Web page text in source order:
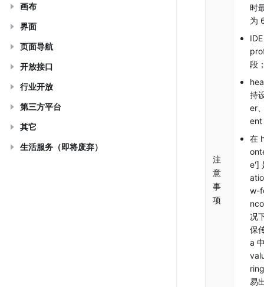
画布
界面
页面导航
开放接口
行业开放
第三方平台
其它
生活服务（即将废弃）
注
意
事
项
时
为
段
持
er
ent
在
e']
w-
况
保
a
易